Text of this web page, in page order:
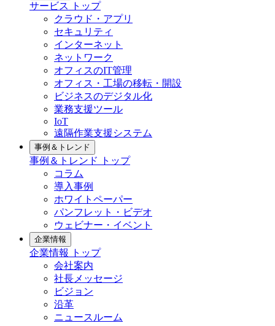
サービス トップ
クラウド・アプリ
セキュリティ
インターネット
ネットワーク
オフィスのIT管理
オフィス・工場の移転・開設
ビジネスのデジタル化
業務支援ツール
IoT
遠隔作業支援システム
事例＆トレンド
事例＆トレンド トップ
コラム
導入事例
ホワイトペーパー
パンフレット・ビデオ
ウェビナー・イベント
企業情報
企業情報 トップ
会社案内
社長メッセージ
ビジョン
沿革
ニュースルーム